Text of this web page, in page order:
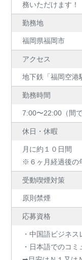
務いただけます！
勤務地
福岡県福岡市
アクセス
地下鉄「福岡空港
勤務時間
7:00〜22:00（間
休日・休暇
月に約１０日間
※６ヶ月経過後の
受動喫煙対策
原則禁煙
応募資格
・中国語ビジネス
・日本語でのコ